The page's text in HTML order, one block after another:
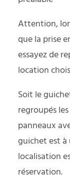
Attention,
que la prise
essayez de
location
Soit le
regroupés
panneaux
guichet est
localisation
réservation.